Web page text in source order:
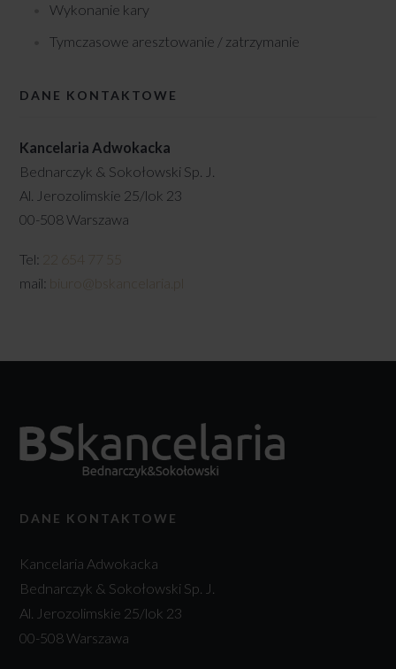
Wykonanie kary
Tymczasowe aresztowanie / zatrzymanie
DANE KONTAKTOWE
Kancelaria Adwokacka
Bednarczyk & Sokołowski Sp. J.
Al. Jerozolimskie 25/lok 23
00-508 Warszawa
Tel:
22 654 77 55
mail:
DANE KONTAKTOWE
Kancelaria Adwokacka
Bednarczyk & Sokołowski Sp. J.
Al. Jerozolimskie 25/lok 23
00-508 Warszawa